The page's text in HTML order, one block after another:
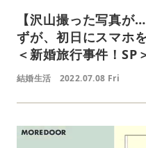
【沢山撮った写真
ずが、初日にスマホ
＜新婚旅行事件！SP
結婚生活 2022.07.08 Fri